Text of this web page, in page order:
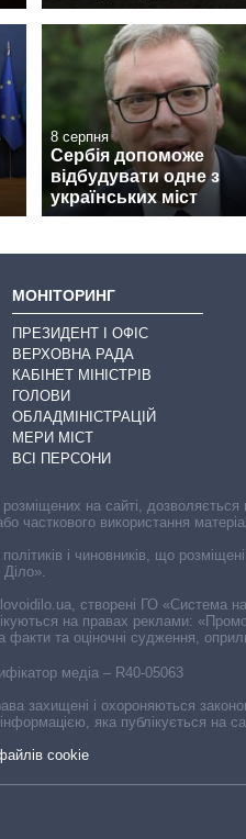
8 серпня
Сербія допоможе
відбудувати одне з
українських міст
МОНІТОРИНГ
ПРЕЗИДЕНТ І ОФІС
ВЕРХОВНА РАДА
КАБІНЕТ МІНІСТРІВ
ГОЛОВИ
ОБЛАДМІНІСТРАЦІЙ
МЕРИ МІСТ
ВСІ ПЕРСОНИ
медіа – R40-05063
захищені і охороняються
яка публікується на
cookie
на сайті,
часткового використання
і чиновників, що
створені ГО «Система
на правах реклами:
факти та оціночні судження,